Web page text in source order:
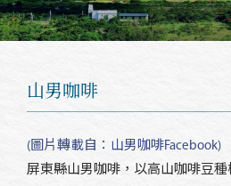
山男咖啡
(圖片轉載自：山男咖啡Facebook)
屏東縣山男咖啡，以高山咖啡豆